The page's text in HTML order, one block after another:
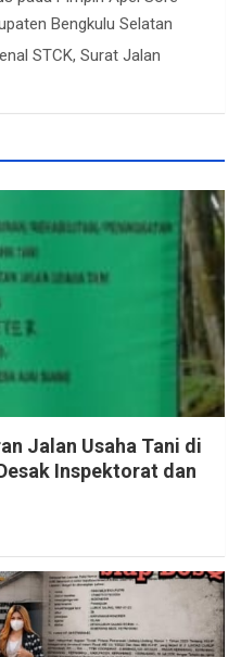
Bengkulu Selatan
STCK, Surat Jalan
Jalan Usaha Tani di
Inspektorat dan